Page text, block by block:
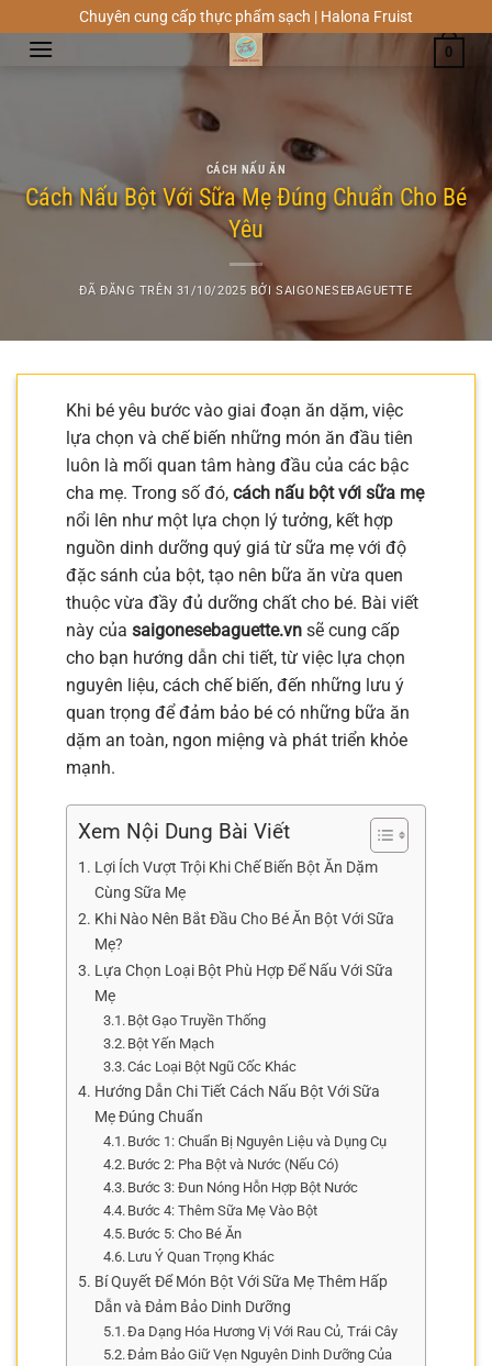
đến
Chuyên cung cấp thực phẩm sạch | Halona Fruist
0
CÁCH NẤU ĂN
Cách Nấu Bột Với Sữa Mẹ Đúng Chuẩn Cho Bé
Yêu
ĐÃ ĐĂNG TRÊN 31/10/2025 BỞISAIGONESEBAGUETTE
Khi bé yêu bước vào giai đoạn ăn dặm, việc
lựa chọn và chế biến những món ăn đầu tiên
luôn là mối quan tâm hàng đầu của các bậc
cha mẹ. Trong số đó, cách nấu bột với sữa mẹ
nổi lên như một lựa chọn lý tưởng, kết hợp
nguồn dinh dưỡng quý giá từ sữa mẹ với độ
đặc sánh của bột, tạo nên bữa ăn vừa quen
thuộc vừa đầy đủ dưỡng chất cho bé. Bài viết
này của saigonesebaguette.vn sẽ cung cấp
cho bạn hướng dẫn chi tiết, từ việc lựa chọn
nguyên liệu, cách chế biến, đến những lưu ý
quan trọng để đảm bảo bé có những bữa ăn
dặm an toàn, ngon miệng và phát triển khỏe
mạnh.
Xem Nội Dung Bài Viết
Lợi Ích Vượt Trội Khi Chế Biến Bột Ăn Dặm
Cùng Sữa Mẹ
Khi Nào Nên Bắt Đầu Cho Bé Ăn Bột Với Sữa
Mẹ?
Lựa Chọn Loại Bột Phù Hợp Để Nấu Với Sữa
Mẹ
Bột Gạo Truyền Thống
Bột Yến Mạch
Các Loại Bột Ngũ Cốc Khác
Hướng Dẫn Chi Tiết Cách Nấu Bột Với Sữa
Mẹ Đúng Chuẩn
Bước 1: Chuẩn Bị Nguyên Liệu và Dụng Cụ
Bước 2: Pha Bột và Nước (Nếu Có)
Bước 3: Đun Nóng Hỗn Hợp Bột Nước
Bước 4: Thêm Sữa Mẹ Vào Bột
Bước 5: Cho Bé Ăn
Lưu Ý Quan Trọng Khác
Bí Quyết Để Món Bột Với Sữa Mẹ Thêm Hấp
Dẫn và Đảm Bảo Dinh Dưỡng
Đa Dạng Hóa Hương Vị Với Rau Củ, Trái Cây
Đảm Bảo Giữ Vẹn Nguyên Dinh Dưỡng Của